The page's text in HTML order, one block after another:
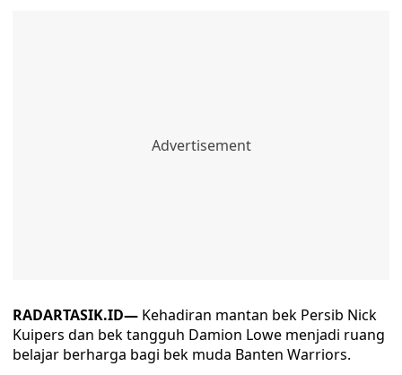
RADARTASIK.ID— Kehadiran mantan bek Persib Nick
Kuipers dan bek tangguh Damion Lowe menjadi ruang
belajar berharga bagi bek muda Banten Warriors.